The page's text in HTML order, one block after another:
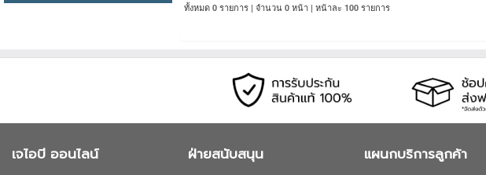
ทั้งหมด 0 รายการ | จำนวน 0 หน้า | หน้าละ 100 รายการ
เจไอบี ออนไลน์ ฝ่ายสนับสนุน แผนกบริการลูกค้า